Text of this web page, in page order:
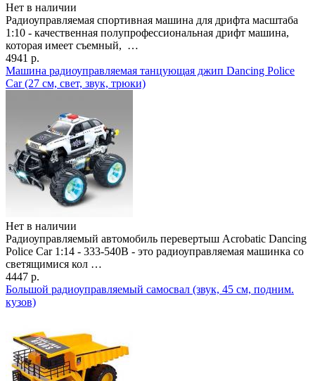
Нет в наличии
Радиоуправляемая спортивная машина для дрифта масштаба
1:10 - качественная полупрофессиональная дрифт машина,
которая имеет съемный, …
4941 р.
Машина радиоуправляемая танцующая джип Dancing Police
Car (27 см, свет, звук, трюки)
Нет в наличии
Радиоуправляемый автомобиль перевертыш Acrobatic Dancing
Police Car 1:14 - 333-540B - это радиоуправляемая машинка со
светящимися кол …
4447 р.
Большой радиоуправляемый самосвал (звук, 45 см, подним.
кузов)